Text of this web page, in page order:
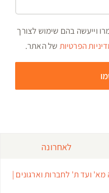
וייעשה בהם שימוש לצורך
הפרטיות של האתר.
לאחרונה
ועד ת' לחברות וארגונים |